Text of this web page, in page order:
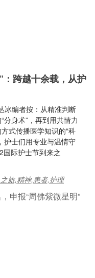
跨越十余载，从护
冰编者按：从精准判断
分身术”，再到用共情力
式传播医学知识的“科
护士们用专业与温情守
国际护士节到来之
旅,精神,患者,护理